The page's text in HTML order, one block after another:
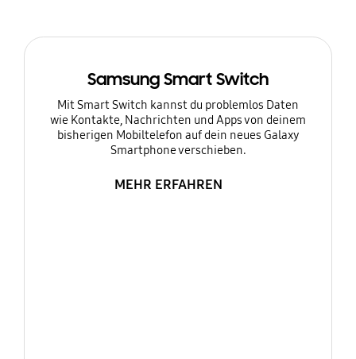
Samsung Smart Switch
Mit Smart Switch kannst du problemlos Daten
wie Kontakte, Nachrichten und Apps von deinem
bisherigen Mobiltelefon auf dein neues Galaxy
Smartphone verschieben.
MEHR ERFAHREN